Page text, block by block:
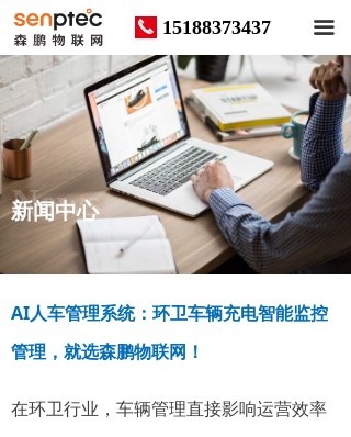
끀
끅 15188373437
AI人车管理系统：环卫车辆充电智能监控
管理，就选森鹏物联网！
在环卫行业，车辆管理直接影响运营效率
News
新闻中心